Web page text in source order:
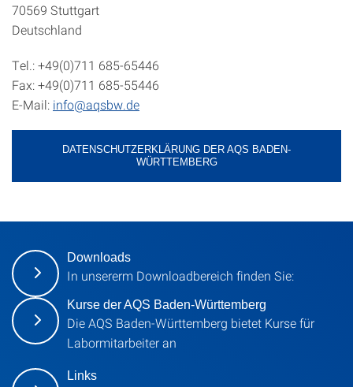
70569 Stuttgart
Deutschland
Tel.: +49(0)711 685-65446
Fax: +49(0)711 685-55446
E-Mail: info@aqsbw.de
DATENSCHUTZERKLÄRUNG DER AQS BADEN-
WÜRTTEMBERG
Downloads
In unsererm Downloadbereich finden Sie:
Kurse der AQS Baden-Württemberg
Die AQS Baden-Württemberg bietet Kurse für
Labormitarbeiter an
Links